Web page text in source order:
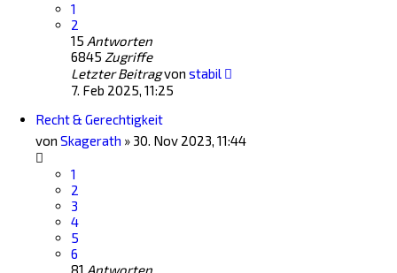
1
2
15 Antworten
6845 Zugriffe
Letzter Beitragvon stabil
7. Feb 2025, 11:25
Recht & Gerechtigkeit
von Skagerath » 30. Nov 2023, 11:44
1
2
3
4
5
6
81 Antworten